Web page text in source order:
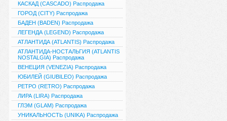
КАСКАД (CASCADO) Распродажа
ГОРОД (CITY) Распродажа
БАДЕН (BADEN) Распродажа
ЛЕГЕНДА (LEGEND) Распродажа
АТЛАНТИДА (ATLANTIS) Распродажа
АТЛАНТИДА-НОСТАЛЬГИЯ (ATLANTIS
NOSTALGIA) Распродажа
ВЕНЕЦИЯ (VENEZIA) Распродажа
ЮБИЛЕЙ (GIUBILEO) Распродажа
РЕТРО (RETRO) Распродажа
ЛИРА (LIRA) Распродажа
ГЛЭМ (GLAM) Распродажа
УНИКАЛЬНОСТЬ (UNIKA) Распродажа